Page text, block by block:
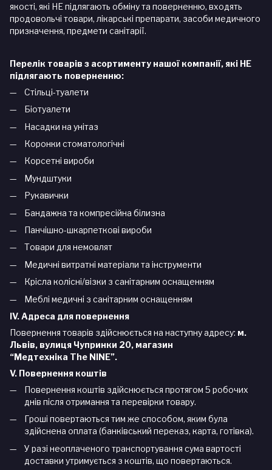
якості, які НЕ підлягають обміну та поверненню, входять
продовольчі товари, лікарські препарати, засоби медичного
призначення, предмети санітарії.
Перелік товарів з асортименту нашої компанії, які НЕ
підлягають поверненню:
Стільці-туалети
Біотуалети
Насадки на унітаз
Коронки стоматологічні
Корсетні вироби
Мундштуки
Рукавички
Бандажна та компресійна білизна
Панчішно-шкарпеткові вироби
Товари для немовлят
Медичні витратні матеріали та інструменти
Крісла колісні/візки з санітарним оснащенням
Меблі медичні з санітарним оснащенням
IV. Адреса для повернення
Повернення товарів здійснюється на наступну адресу: м.
Львів, вулиця Чупринки 20, магазин
“Медтехніка The NINE”.
V. Повернення коштів
Повернення коштів здійснюється протягом 5 робочих
днів після отримання та перевірки товару.
Гроші повертаються тим же способом, яким була
здійснена оплата (банківський переказ, карта, готівка).
У разі неоплаченого транспортування сума вартості
доставки утримується з коштів, що повертаються.